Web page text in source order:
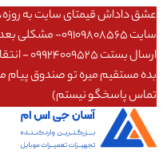
عشق داداش قیمتای سایت به
ارسال
تماس پاسخگو نیستم)